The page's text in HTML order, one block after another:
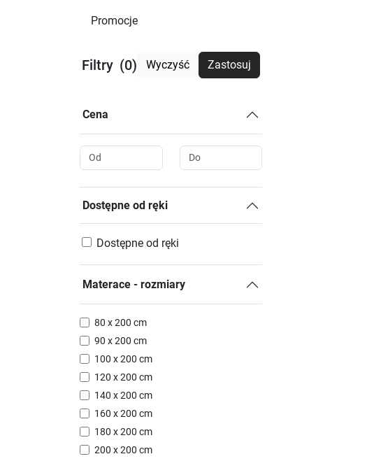
Promocje
Filtry (0) Wyczyść Zastosuj
Cena
Dostępne od ręki
Dostępne od ręki
Materace - rozmiary
80 x 200 cm
90 x 200 cm
100 x 200 cm
120 x 200 cm
140 x 200 cm
160 x 200 cm
180 x 200 cm
200 x 200 cm